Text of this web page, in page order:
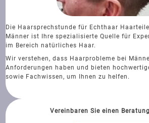
Die Haarsprechstunde für Echthaar
Männer ist Ihre spezialisierte Quelle für
im Bereich natürliches Haar.
Wir verstehen, dass Haarprobleme bei
Anforderungen haben und bieten
sowie Fachwissen, um Ihnen zu helfen.
Vereinbaren Sie einen